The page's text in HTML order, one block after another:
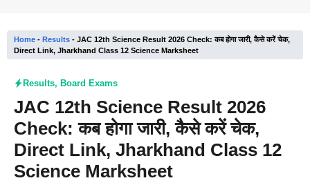
Home - Results - JAC 12th Science Result 2026 Check: कब होगा जारी, कैसे करें चेक,
Direct Link, Jharkhand Class 12 Science Marksheet
Results, Board Exams
JAC 12th Science Result 2026
Check: कब होगा जारी, कैसे करें चेक,
Direct Link, Jharkhand Class 12
Science Marksheet